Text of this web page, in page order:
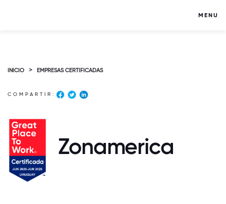
MENU
INICIO > EMPRESAS CERTIFICADAS
COMPARTIR:
Zonamerica